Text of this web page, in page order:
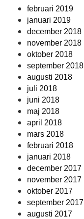
februari 2019
januari 2019
december 2018
november 2018
oktober 2018
september 2018
augusti 2018
juli 2018
juni 2018
maj 2018
april 2018
mars 2018
februari 2018
januari 2018
december 2017
november 2017
oktober 2017
september 2017
augusti 2017